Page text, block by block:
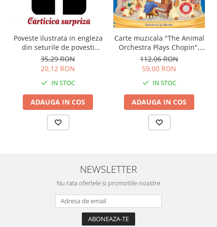
Poveste ilustrata in engleza
din seturile de povesti
Usborne
35,29 RON
20,12 RON
IN STOC
ADAUGA IN COS
Carte muzicala "The Animal
Orchestra Plays Chopin",
cartonata, Usborne
112,06 RON
59,00 RON
IN STOC
ADAUGA IN COS
NEWSLETTER
Nu rata ofertele si promotiile noastre